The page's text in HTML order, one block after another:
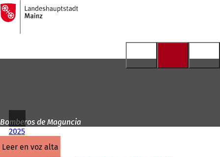
Saltar al contenido
A
la
página
Bomberos de Maguncia
2025
leer en voz alta